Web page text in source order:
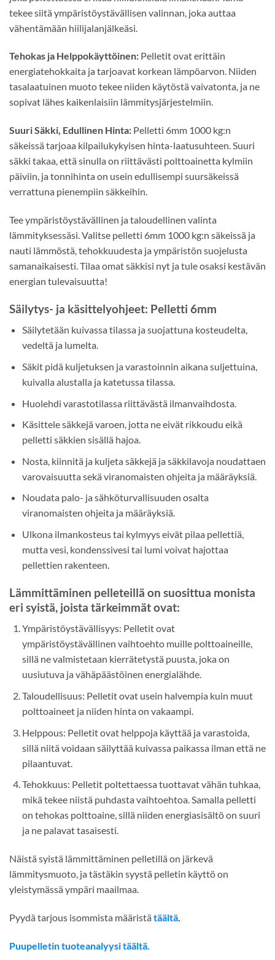
tekee siitä ympäristöystävällisen valinnan, joka auttaa
vähentämään hiilijalanjälkeäsi.
Tehokas ja Helppokäyttöinen: Pelletit ovat erittäin
energiatehokkaita ja tarjoavat korkean lämpöarvon. Niiden
tasalaatuinen muoto tekee niiden käytöstä vaivatonta, ja ne
sopivat lähes kaikenlaisiin lämmitysjärjestelmiin.
Suuri Säkki, Edullinen Hinta: Pelletti 6mm 1000 kg:n
säkeissä tarjoaa kilpailukykyisen hinta-laatusuhteen. Suuri
säkki takaa, että sinulla on riittävästi polttoainetta kylmiin
päiviin, ja tonnihinta on usein edullisempi suursäkeissä
verrattuna pienempiin säkkeihin.
Tee ympäristöystävällinen ja taloudellinen valinta
lämmityksessäsi. Valitse pelletti 6mm 1000 kg:n säkeissä ja
nauti lämmöstä, tehokkuudesta ja ympäristön suojelusta
samanaikaisesti. Tilaa omat säkkisi nyt ja tule osaksi kestävän
energian tulevaisuutta!
Säilytys- ja käsittelyohjeet: Pelletti 6mm
Säilytetään kuivassa tilassa ja suojattuna kosteudelta,
vedeltä ja lumelta.
Säkit pidä kuljetuksen ja varastoinnin aikana suljettuina,
kuivalla alustalla ja katetussa tilassa.
Huolehdi varastotilassa riittävästä ilmanvaihdosta.
Käsittele säkkejä varoen, jotta ne eivät rikkoudu eikä
pelletti säkkien sisällä hajoa.
Nosta, kiinnitä ja kuljeta säkkejä ja säkkilavoja noudattaen
varovaisuutta sekä viranomaisten ohjeita ja määräyksiä.
Noudata palo- ja sähköturvallisuuden osalta
viranomaisten ohjeita ja määräyksiä.
Ulkona ilmankosteus tai kylmyys eivät pilaa pellettiä,
mutta vesi, kondenssivesi tai lumi voivat hajottaa
pellettien rakenteen.
Lämmittäminen pelleteillä on suosittua monista
eri syistä, joista tärkeimmät ovat:
Ympäristöystävällisyys: Pelletit ovat
ympäristöystävällinen vaihtoehto muille polttoaineille,
sillä ne valmistetaan kierrätetystä puusta, joka on
uusiutuva ja vähäpäästöinen energialähde.
Taloudellisuus: Pelletit ovat usein halvempia kuin muut
polttoaineet ja niiden hinta on vakaampi.
Helppous: Pelletit ovat helppoja käyttää ja varastoida,
sillä niitä voidaan säilyttää kuivassa paikassa ilman että ne
pilaantuvat.
Tehokkuus: Pelletit poltettaessa tuottavat vähän tuhkaa,
mikä tekee niistä puhdasta vaihtoehtoa. Samalla pelletti
on tehokas polttoaine, sillä niiden energiasisältö on suuri
ja ne palavat tasaisesti.
Näistä syistä lämmittäminen pelletillä on järkevä
lämmitysmuoto, ja tästäkin syystä pelletin käyttö on
yleistymässä ympäri maailmaa.
Pyydä tarjous isommista määristä täältä
Puupelletin tuoteanalyysi täältä.